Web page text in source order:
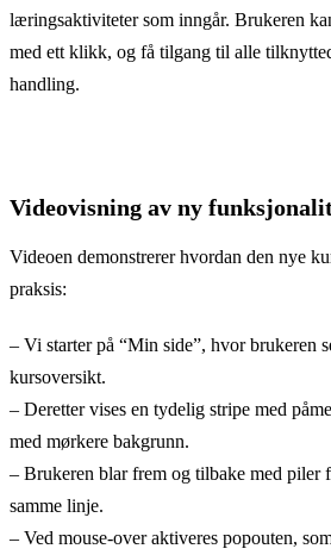
læringsaktiviteter som inngår. Brukeren
med ett klikk, og få tilgang til alle
handling.
Videovisning av ny
Videoen demonstrerer hvordan den nye
praksis:
– Vi starter på “Min side”, hvor brukeren
kursoversikt.
– Deretter vises en tydelig stripe med
med mørkere bakgrunn.
– Brukeren blar frem og tilbake med piler
samme linje.
– Ved mouse-over aktiveres popouten,